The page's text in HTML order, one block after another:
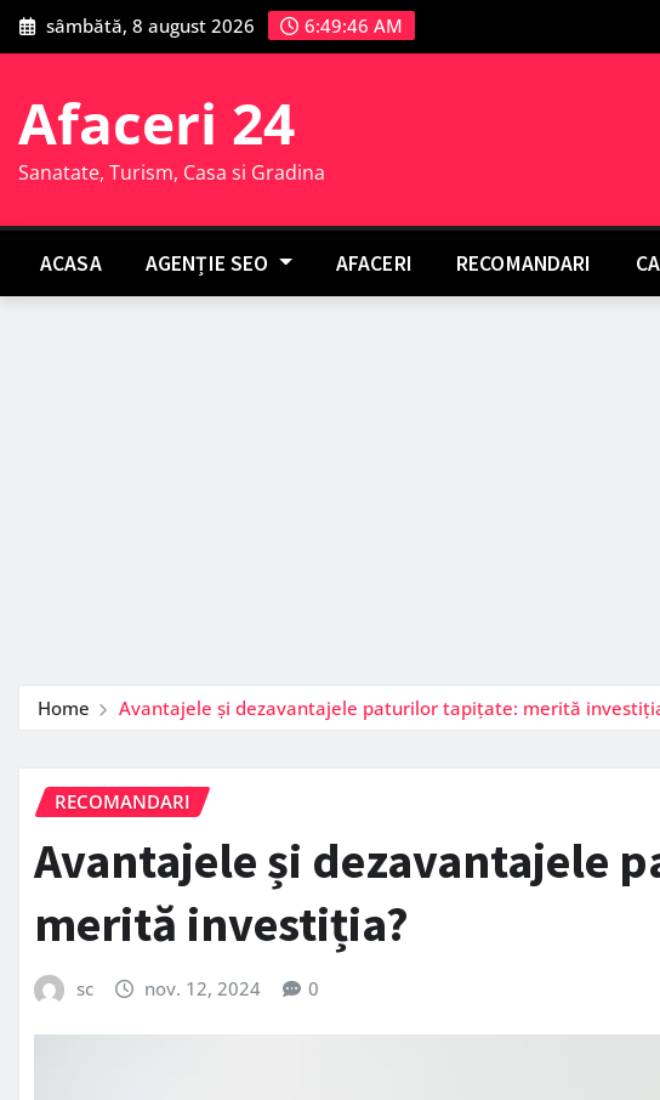
Skip
to
sâmbătă, 8 august 2026 6:49:47 AM
Afaceri 24
Sanatate, Turism, Casa si Gradina
ACASA AGENȚIE SEO AFACERI RECOMANDARI
Home Avantajele și dezavantajele paturilor tapițate: merită
RECOMANDARI
Avantajele și dezavantajele
merită investiția?
sc nov. 12, 2024 0